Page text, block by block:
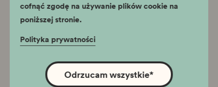
cofnąć zgodę na używanie plików cookie na
poniższej stronie.
Polityka prywatności
Odrzucam wszystkie*